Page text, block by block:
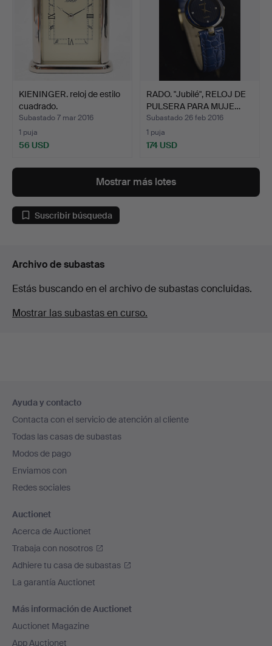
KIENINGER. reloj de estilo
cuadrado.
Subastado 7 mar 2016
1 puja
56 USD
RADO. "Jubilé", RELOJ DE
PULSERA PARA MUJE…
Subastado 26 feb 2016
1 puja
174 USD
Mostrar más lotes
Suscribir búsqueda
Archivo de subastas
Estás buscando en el archivo de subastas concluidas.
Mostrar las subastas en curso.
en
el
pie
de
página
Ayuda y contacto
Contacta con el servicio de atención al cliente
Todas las casas de subastas
Modos de pago
Enviamos con
Redes sociales
Auctionet
Acerca de Auctionet
Trabaja con nosotros
Adhiere tu casa de subastas
La garantía Auctionet
Más información de Auctionet
Auctionet Magazine
App Auctionet